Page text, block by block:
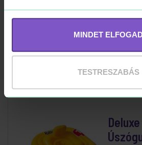
MINDET
TESTRESZABÁS
6 590